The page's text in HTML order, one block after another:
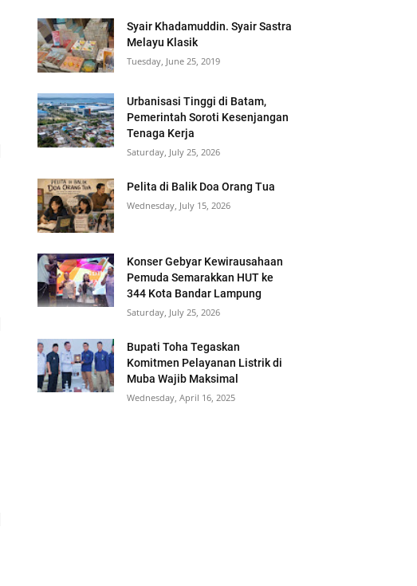
Syair Khadamuddin. Syair Sastra
Melayu Klasik
Tuesday, June 25, 2019
Urbanisasi Tinggi di Batam,
Pemerintah Soroti Kesenjangan
Tenaga Kerja
Saturday, July 25, 2026
Pelita di Balik Doa Orang Tua
Wednesday, July 15, 2026
Konser Gebyar Kewirausahaan
Pemuda Semarakkan HUT ke
344 Kota Bandar Lampung
Saturday, July 25, 2026
Bupati Toha Tegaskan
Komitmen Pelayanan Listrik di
Muba Wajib Maksimal
Wednesday, April 16, 2025